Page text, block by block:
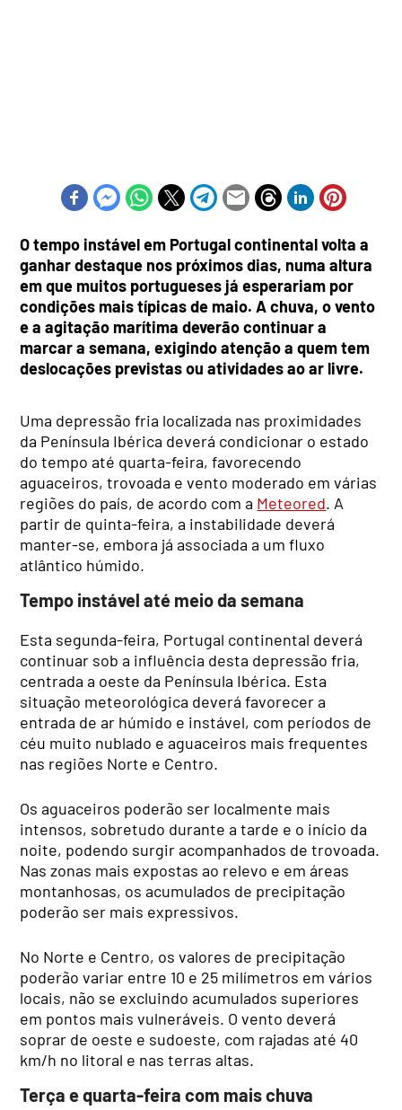
O tempo instável em Portugal continental volta a
ganhar destaque nos próximos dias, numa altura
em que muitos portugueses já esperariam por
condições mais típicas de maio. A chuva, o vento
e a agitação marítima deverão continuar a
marcar a semana, exigindo atenção a quem tem
deslocações previstas ou atividades ao ar livre.
Uma depressão fria localizada nas proximidades
da Península Ibérica deverá condicionar o estado
do tempo até quarta-feira, favorecendo
aguaceiros, trovoada e vento moderado em várias
regiões do país, de acordo com a Meteored. A
partir de quinta-feira, a instabilidade deverá
manter-se, embora já associada a um fluxo
atlântico húmido.
Tempo instável até meio da semana
Esta segunda-feira, Portugal continental deverá
continuar sob a influência desta depressão fria,
centrada a oeste da Península Ibérica. Esta
situação meteorológica deverá favorecer a
entrada de ar húmido e instável, com períodos de
céu muito nublado e aguaceiros mais frequentes
nas regiões Norte e Centro.
Os aguaceiros poderão ser localmente mais
intensos, sobretudo durante a tarde e o início da
noite, podendo surgir acompanhados de trovoada.
Nas zonas mais expostas ao relevo e em áreas
montanhosas, os acumulados de precipitação
poderão ser mais expressivos.
No Norte e Centro, os valores de precipitação
poderão variar entre 10 e 25 milímetros em vários
locais, não se excluindo acumulados superiores
em pontos mais vulneráveis. O vento deverá
soprar de oeste e sudoeste, com rajadas até 40
km/h no litoral e nas terras altas.
Terça e quarta-feira com mais chuva